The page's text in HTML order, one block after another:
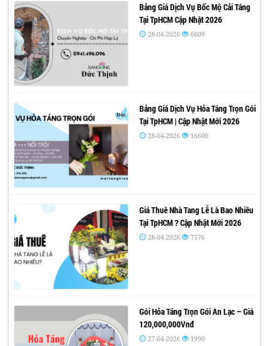
Bảng Giá Dịch Vụ Bốc Mộ Cải Táng
Tại TpHCM Cập Nhật 2026
28-04-2026 6609
Bảng Giá Dịch Vụ Hỏa Táng Trọn Gói
Tại TpHCM | Cập Nhật Mới 2026
28-04-2026 16600
Giá Thuê Nhà Tang Lễ Là Bao Nhiêu
Tại TpHCM ? Cập Nhật Mới 2026
28-04-2026 7576
Gói Hỏa Táng Trọn Gói An Lạc – Giá
120,000,000Vnđ
27-04-2026 1990